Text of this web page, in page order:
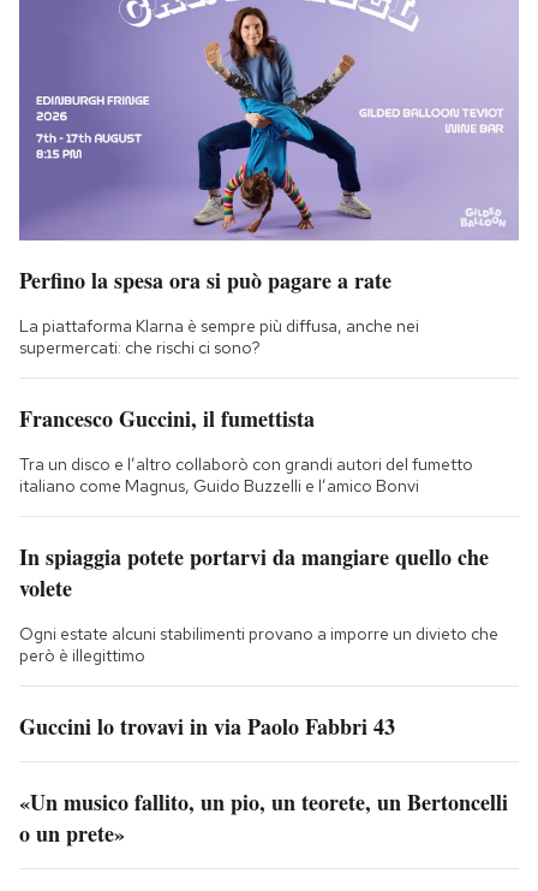
Perfino la spesa ora si può pagare a rate
La piattaforma Klarna è sempre più diffusa, anche nei
supermercati: che rischi ci sono?
Francesco Guccini, il fumettista
Tra un disco e l’altro collaborò con grandi autori del fumetto
italiano come Magnus, Guido Buzzelli e l’amico Bonvi
In spiaggia potete portarvi da mangiare quello che
volete
Ogni estate alcuni stabilimenti provano a imporre un divieto che
però è illegittimo
Guccini lo trovavi in via Paolo Fabbri 43
«Un musico fallito, un pio, un teorete, un Bertoncelli
o un prete»